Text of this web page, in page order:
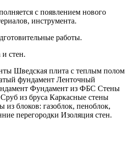
с появлением нового
инструмента.
работы.
стен.
Шведская плита с теплым полом
фундамент Ленточный
Фундамент из ФБС Стены
из бруса Каркасные стены
блоков: газоблок, пеноблок,
перегородки Изоляция стен.